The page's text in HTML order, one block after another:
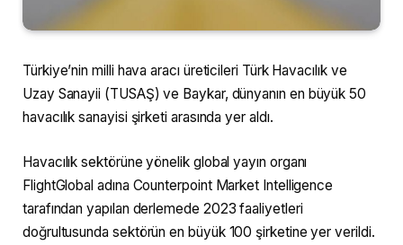
Türkiye’nin milli hava aracı üreticileri Türk Havacılık ve
Uzay Sanayii (TUSAŞ) ve Baykar, dünyanın en büyük 50
havacılık sanayisi şirketi arasında yer aldı.
Havacılık sektörüne yönelik global yayın organı
FlightGlobal adına Counterpoint Market Intelligence
tarafından yapılan derlemede 2023 faaliyetleri
doğrultusunda sektörün en büyük 100 şirketine yer verildi.